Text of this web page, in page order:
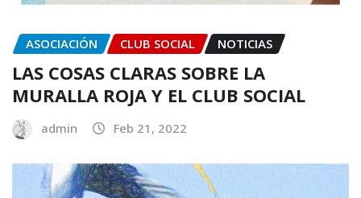
ASOCIACIÓN CLUB SOCIAL NOTICIAS
LAS COSAS CLARAS SOBRE LA
MURALLA ROJA Y EL CLUB SOCIAL
admin Feb 21, 2022